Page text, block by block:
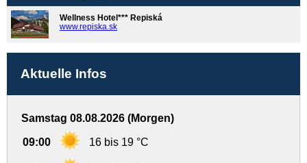
Wellness Hotel*** Repiská
www.repiska.sk
Aktuelle Infos
Samstag 08.08.2026 (Morgen)
09:00 16 bis 19 °C